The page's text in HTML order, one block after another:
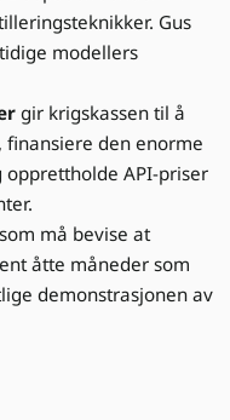
Gus
modellers
gir krigskassen til å
finansiere den enorme
API-priser
må bevise at
åtte måneder som
demonstrasjonen av